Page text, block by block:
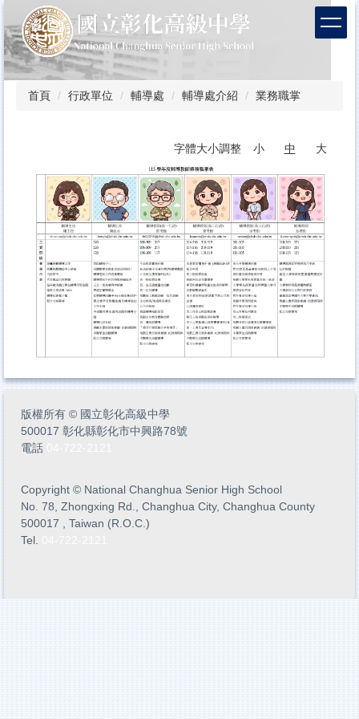
到
主
要
內
首頁 行政單位 輔導處 輔導處介紹 業務職掌
字體大小調整 小 中 大
版權所有 © 國立彰化高級中學
500017 彰化縣彰化市中興路78號
電話
Copyright © National Changhua Senior High School
No. 78, Zhongxing Rd., Changhua City, Changhua County
500017 , Taiwan (R.O.C.)
Tel.